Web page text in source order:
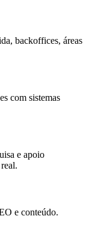
backoffices, áreas
com sistemas
e apoio
e conteúdo.